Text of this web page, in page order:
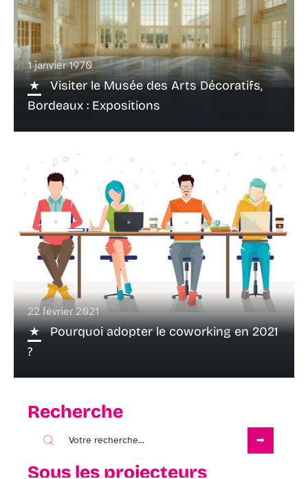
1 janvier 1970
Visiter le Musée des Arts Décoratifs,
Bordeaux : Expositions
22 février 2021
Pourquoi adopter le coworking en 2021
?
Recherche
Sous les projecteurs